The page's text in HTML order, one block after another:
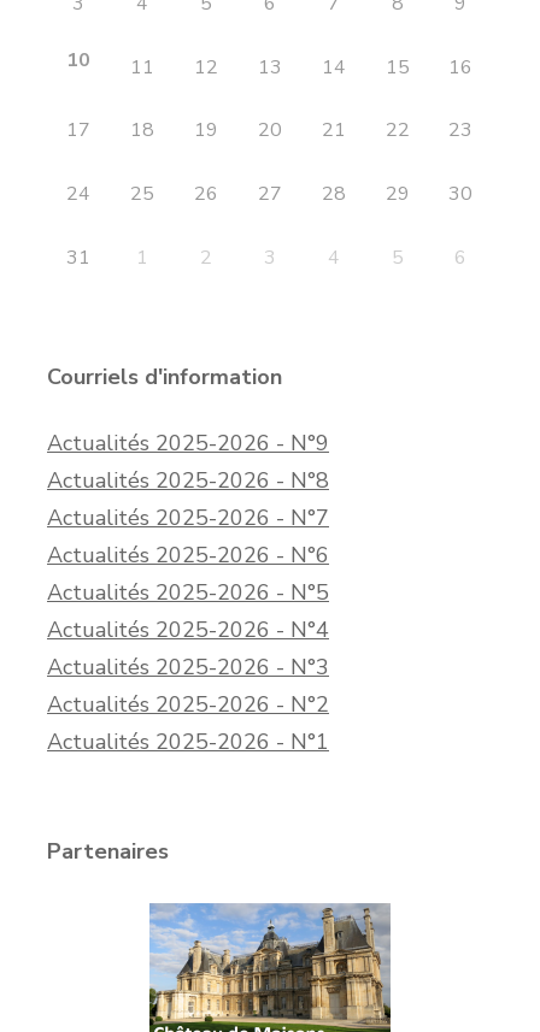
10 11 12 13 14 15 16
17 18 19 20 21 22 23
24 25 26 27 28 29 30
31 1 2 3 4 5 6
Courriels d'information
Actualités 2025-2026 - N°9
Actualités 2025-2026 - N°8
Actualités 2025-2026 - N°7
Actualités 2025-2026 - N°6
Actualités 2025-2026 - N°5
Actualités 2025-2026 - N°4
Actualités 2025-2026 - N°3
Actualités 2025-2026 - N°2
Actualités 2025-2026 - N°1
Partenaires